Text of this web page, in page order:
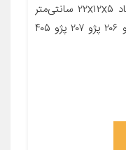
معرفی محصول جزئیات محصول ابعاد ۲۲x۱۲x۵ سانتی‌متر
جنس ویسکوز مناسب برای خودرو پژو ۲۰۶ پژو ۲۰۷ پژو ۴۰۵